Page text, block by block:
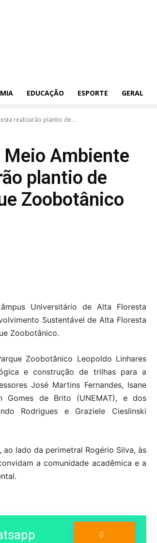
EDUCAÇÃO ESPORTE GERAL
realizarão plantio de...
Meio Ambiente
plantio de
Zoobotânico
Universitário de Alta Floresta
Sustentável de Alta Floresta
Zoobotânico.
Zoobotânico Leopoldo Linhares
e construção de trilhas para a
José Martins Fernandes, Isane
Gomes de Brito (UNEMAT), e dos
Rodrigues e Graziele Cieslinski
lado da perimetral Rogério Silva, às
a comunidade acadêmica e a